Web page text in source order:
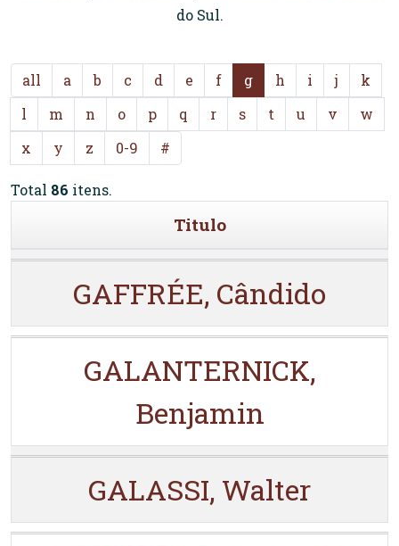
do Sul.
all a b c d e f g h i j
k
l
m n o p q r s t u v
w
x
y z 0-9 #
Total 86 itens.
Titulo
GAFFRÉE, Cândido
GALANTERNICK,
Benjamin
GALASSI, Walter